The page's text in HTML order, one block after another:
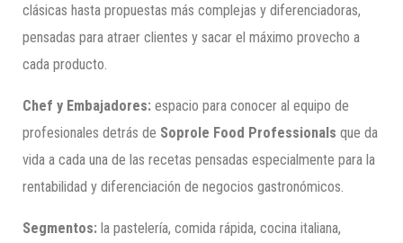
clásicas hasta propuestas más complejas y diferenciadoras,
pensadas para atraer clientes y sacar el máximo provecho a
cada producto.
Chef y Embajadores: espacio para conocer al equipo de
profesionales detrás de Soprole Food Professionals que da
vida a cada una de las recetas pensadas especialmente para la
rentabilidad y diferenciación de negocios gastronómicos.
Segmentos: la pastelería, comida rápida, cocina italiana,